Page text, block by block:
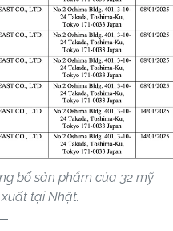
bố sản phẩm của 32 mỹ
tại Nhật.